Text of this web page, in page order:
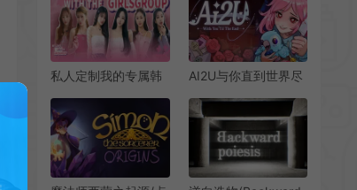
私人定制我的专属韩
WITH THE
GIRLSGROUP)繁
中|PC|AVG|真人影像
恋爱游戏
AI2U与你直到世界尽
友 / AI2U With You
Til The End 密室逃脱
AI游戏